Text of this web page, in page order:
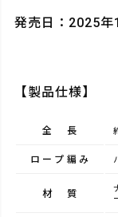
発売日：2025年
【製品仕様】
全長
ロープ編み
材質